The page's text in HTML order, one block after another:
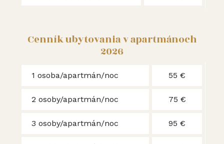
Cenník ubytovania v apartmánoch
2026
1 osoba/apartmán/noc 55 €
2 osoby/apartmán/noc 75 €
3 osoby/apartmán/noc 95 €